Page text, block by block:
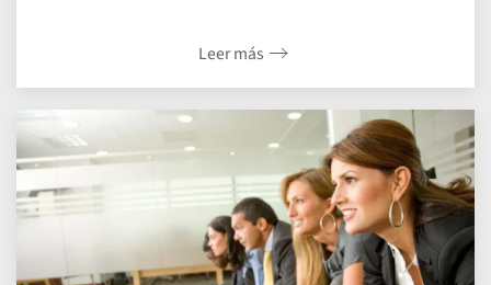
Leer más